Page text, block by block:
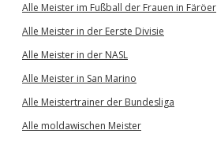
Alle Meister im Fußball der Frauen in Färöer
Alle Meister in der Eerste Divisie
Alle Meister in der NASL
Alle Meister in San Marino
Alle Meistertrainer der Bundesliga
Alle moldawischen Meister